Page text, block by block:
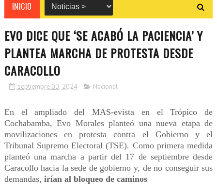
INICIO
EVO DICE QUE ‘SE ACABÓ LA PACIENCIA’ Y
PLANTEA MARCHA DE PROTESTA DESDE
CARACOLLO
septiembre 03, 2024 Nacional
En el ampliado del MAS-evista en el Trópico de
Cochabamba, Evo Morales planteó una nueva etapa de
movilizaciones en protesta contra el Gobierno y el
Tribunal Supremo Electoral (TSE). Como primera medida
planteó una marcha a partir del 17 de septiembre desde
Caracollo hacia la sede de gobierno y, de no conseguir sus
demandas, irían al bloqueo de caminos.